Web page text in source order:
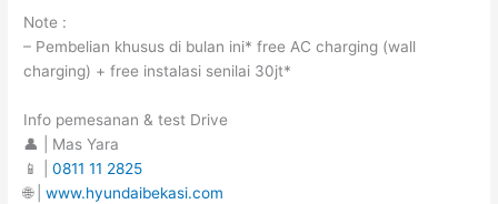
Note :
– Pembelian khusus di bulan ini* free AC charging (wall
charging) + free instalasi senilai 30jt*
Info pemesanan & test Drive
👤 | Mas Yara
📱 |0811 11 2825
🌐 |www.hyundaibekasi.com